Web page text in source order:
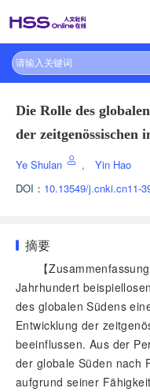
Die Rolle des
der zeitgenössischen
Ye Shulan ,
Yin Hao
DOI： 10.13549/j.cnki.cn11-
摘要
【
Jahrhundert
des globalen Südens
Entwicklung der
beeinflussen. Aus der
der globale Süden nach
aufgrund seiner